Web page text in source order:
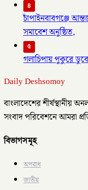
৪
চাঁপাইনবাবগঞ্জে
সমাবেশ অনুষ্ঠিত,
৫
গলাচিপায় পুকুরে
Daily Deshsomoy
বাংলাদেশের শীর্ষস্থানীয়
সংবাদ পরিবেশনে আমরা
বিভাগসমূহ
অপরাধ
জাতীয়